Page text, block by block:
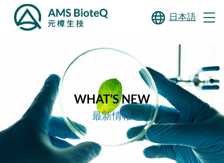
日本語
WHAT’S NEW
最新情報